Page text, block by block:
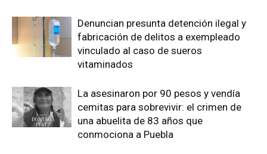
Denuncian presunta detención ilegal y
fabricación de delitos a exempleado
vinculado al caso de sueros
vitaminados
La asesinaron por 90 pesos y vendía
cemitas para sobrevivir: el crimen de
una abuelita de 83 años que
conmociona a Puebla